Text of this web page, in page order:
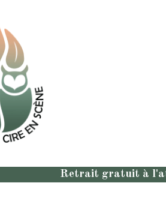
Retrait gratuit à